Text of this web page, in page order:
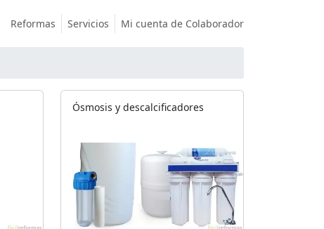
Reformas Servicios Mi cuenta de Colaborador
Ósmosis y descalcificadores